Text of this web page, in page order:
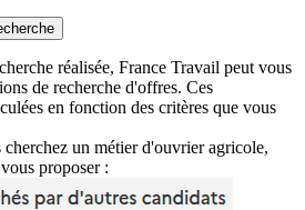
réalisée, France Travail peut vous
de recherche d'offres. Ces
en fonction des critères que vous
cherchez un métier d'ouvrier agricole,
proposer :